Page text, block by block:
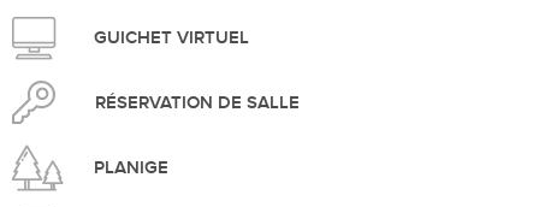
GUICHET VIRTUEL
RÉSERVATION DE SALLE
PLANIGE